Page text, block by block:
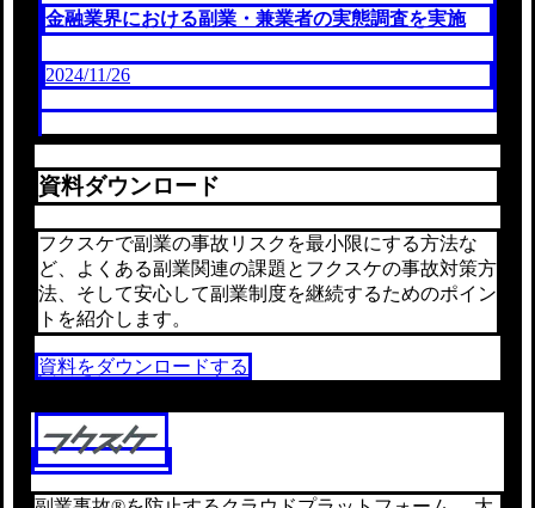
金融業界における副業・兼業者の実態調査を実施
2024/11/26
資料ダウンロード
フクスケで副業の事故リスクを最小限にする方法な
ど、よくある副業関連の課題とフクスケの事故対策方
法、そして安心して副業制度を継続するためのポイン
トを紹介します。
資料をダウンロードする